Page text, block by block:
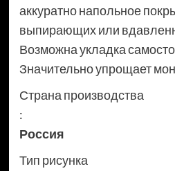
аккуратно напольное
выпирающих или
Возможна укладка
Значительно упрощает
Страна производства
:
Россия
Тип рисунка